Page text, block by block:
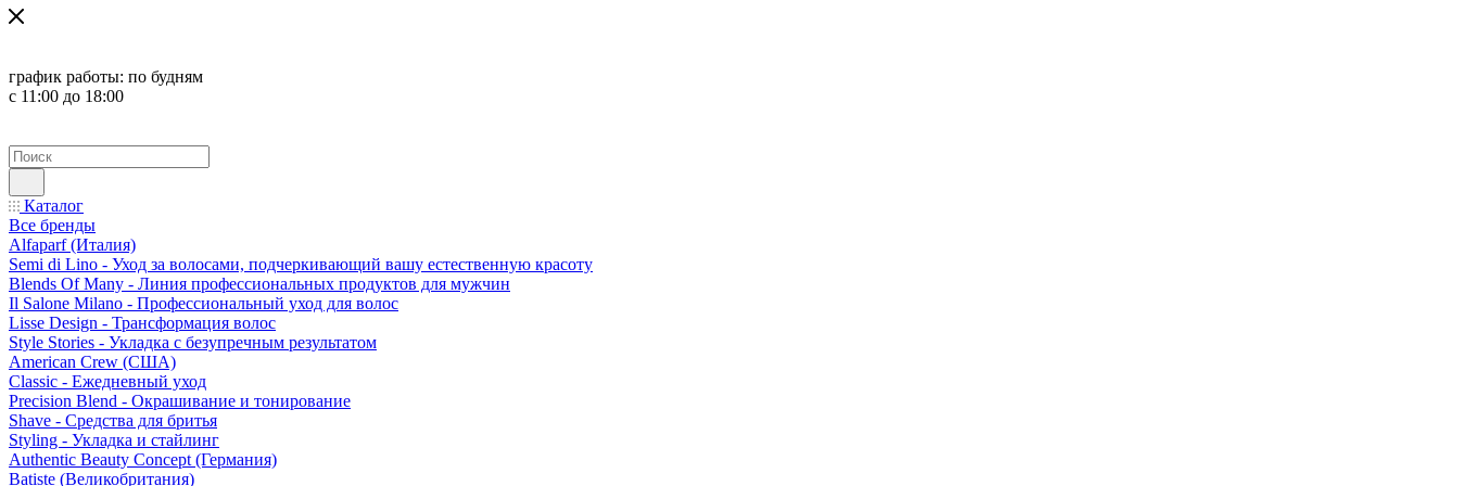
график работы: по будням
с 11:00 до 18:00
Каталог
Все бренды
Alfaparf (Италия)
Semi di Lino - Уход за волосами, подчеркивающий вашу естественную красоту
Blends Of Many - Линия профессиональных продуктов для мужчин
Il Salone Milano - Профессиональный уход для волос
Lisse Design - Трансформация волос
Style Stories - Укладка с безупречным результатом
American Crew (США)
Classic - Ежедневный уход
Precision Blend - Окрашивание и тонирование
Shave - Средства для бритья
Styling - Укладка и стайлинг
Authentic Beauty Concept (Германия)
Batiste (Великобритания)